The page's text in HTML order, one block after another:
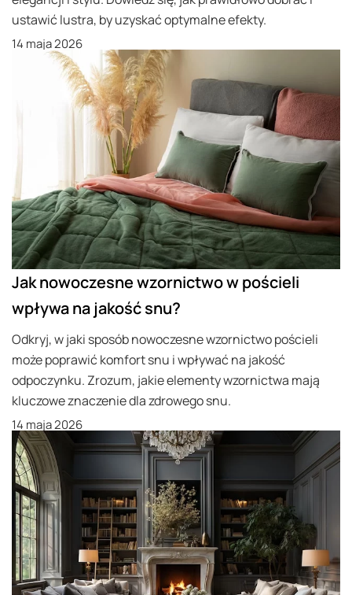
ustawić lustra, by uzyskać optymalne efekty.
14 maja 2026
Jak nowoczesne wzornictwo w pościeli
wpływa na jakość snu?
Odkryj, w jaki sposób nowoczesne wzornictwo pościeli
może poprawić komfort snu i wpływać na jakość
odpoczynku. Zrozum, jakie elementy wzornictwa mają
kluczowe znaczenie dla zdrowego snu.
14 maja 2026